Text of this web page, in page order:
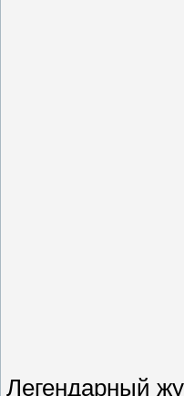
Легендарный